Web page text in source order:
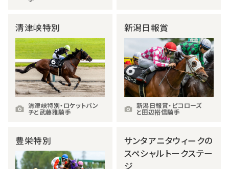
清津峡特別
清津峡特別・ロケットパン
チと武藤雅騎手
新潟日報賞
新潟日報賞・ピコローズ
と田辺裕信騎手
豊栄特別
サンタアニタウィークの
スペシャルトークステー
ジ